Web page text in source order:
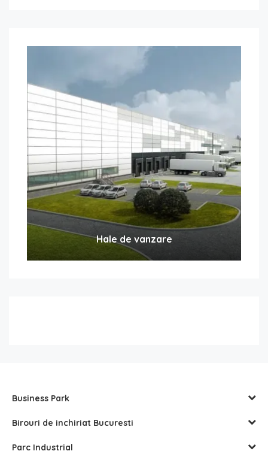
Hale de vanzare
Business Park
Birouri de inchiriat Bucuresti
Parc Industrial